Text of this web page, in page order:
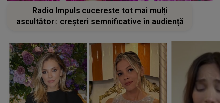
Radio Impuls cucerește tot mai mulți
ascultători: creșteri semnificative în audiență